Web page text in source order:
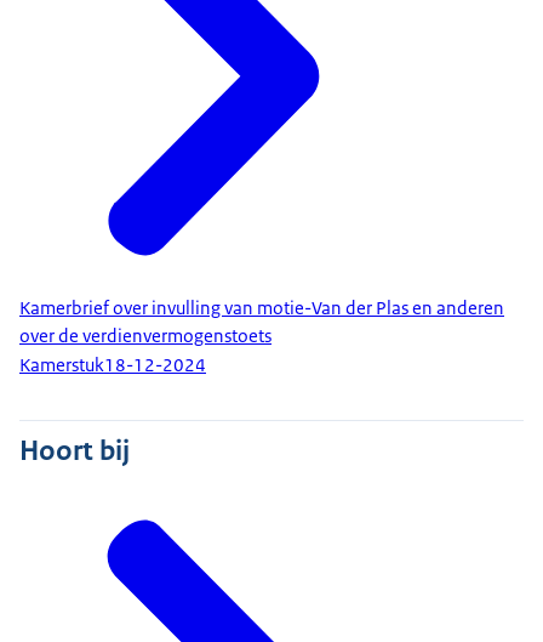
Kamerbrief over invulling van motie-Van der Plas en anderen
over de verdienvermogenstoets
Kamerstuk18-12-2024
Hoort bij